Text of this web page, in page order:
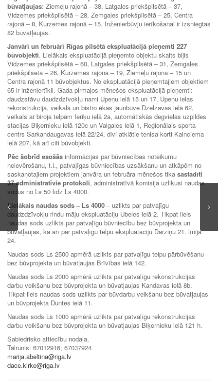
būvatļaujas: Ziemeļu rajonā – 38, Latgales priekšpilsētā – 37,
Vidzemes priekšpilsētā – 28, Zemgales priekšpilsētā – 25, Centra
rajonā – 8, Kurzemes rajonā – 15. Inženierbūvju ierīkošanai ir izsniegtas
82 būvatļaujas.
Janvārī un februārī Rīgas pilsētā ekspluatācijā pieņemti 227
būvobjekti. Lielākais ekspluatācijā pieņemto objektu skaits bijis
Vidzemes priekšpilsētā – 60, Latgales priekšpilsētā – 31, Zemgales
priekšpilsētā – 26, Kurzemes rajonā – 19, Ziemeļu rajonā – 15 un
Centra rajonā 11 būvobjektus. No ekspluatācijā pieņemtajiem objektiem
65 ir inženiertīkli. Gada pirmajos mēnešos ekspluatācijā pieņemti:
daudzstāvu daudzdzīvokļu nami Upeņu ielā 15 un 17, Upeņu ielas
rekonstrukcija, veikala un bistro ēkas jaunbūve Dzelzavas ielā 62,
veikals ar biroja telpām Ieriķu ielā 2a, automātiskās degvielas uzpildes
stacijas Biķernieku ielā 120c un Valgales ielā 1, Reģionālais sporta
centrs Sarkandaugavas ielā 22/24, divi atklātie tenisa korti Kalnciema
ielā 207, kā arī citi būvobjekti.
Pēc šobrīd esošās informācijas par būvniecības noteikumu
neievērošanu, t.i., patvaļīgas būvniecības uzsākšanu un atkāpēm no
saskaņotajiem projektiem janvāra un februāra mēnešos tika sastādīti
37 administratīvie protokoli, administratīvā komisija uzlikusi naudas
sodus no Ls 50 līdz Ls 4000.
Lielākais naudas sods – Ls 4000 – uzlikts par patvaļīgu
daudzdzīvokļu rindu māju ekspluatāciju Ūbeles ielā 2. Tikpat liels
naudas sods uzlikts par patvaļīgu būvniecību bez būvprojekta un
būvatļaujas, kā arī par patvaļīgu telpu ekspluatāciju Dārziņu 21. līnijā
24.
Naudas sods Ls 2500 apmērā uzlikts par patvaļīgu telpu pārbūvēšanu
bez būvprojekta un būvatļaujas Brīvības ielā 142.
Naudas sods Ls 2000 apmērā uzlikts par patvaļīgu rekonstrukcijas
darbu veikšanu bez būvprojekta un būvatļaujas Kandavas ielā 8b.
Tikpat liels naudas sods uzlikts par būvdarbu veikšanu bez būvatļaujas
un būvprojekta Duntes ielā 11.
Naudas sods Ls 1000 apmērā uzlikts par patvaļīgu rekonstrukcijas
darbu veikšanu bez būvprojekta un būvatļaujas Biķernieku ielā 121 h.
Sabiedrisko attiecību nodaļa,
Tālrunis: 67012916; 67037924
marija.abeltina@riga.lv
dace.kirke@riga.lv